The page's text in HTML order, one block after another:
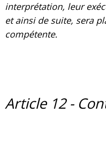
interprétation, leur
et ainsi de suite, sera
compétente.
Article 12 -